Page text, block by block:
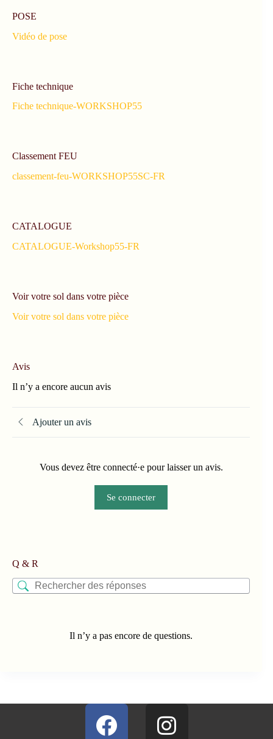
POSE
Vidéo de pose
Fiche technique
Fiche technique-WORKSHOP55
Classement FEU
classement-feu-WORKSHOP55SC-FR
CATALOGUE
CATALOGUE-Workshop55-FR
Voir votre sol dans votre pièce
Voir votre sol dans votre pièce
Avis
Il n’y a encore aucun avis
Ajouter un avis
Vous devez être connecté·e pour laisser un avis.
Se connecter
Q & R
Il n’y a pas encore de questions.